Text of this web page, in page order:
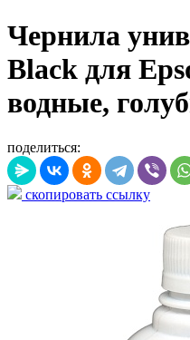
Чернила
Black для
водные,
поделиться:
скопировать ссылку